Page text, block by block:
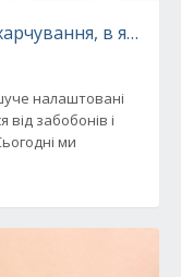
в яких
налаштовані
забобонів і
ми